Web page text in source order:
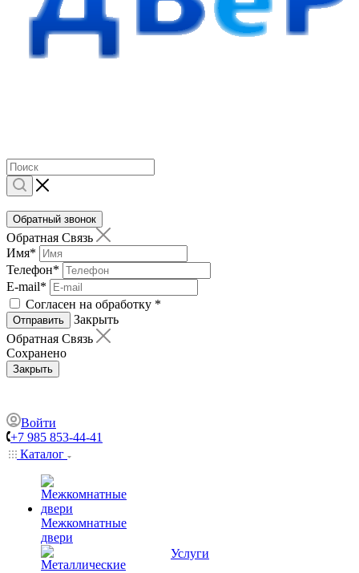
Обратный звонок
Обратная Связь
Имя*
Телефон*
E-mail*
Согласен на обработку *
Отправить
Закрыть
Обратная Связь
Сохранено
Закрыть
Войти
+7 985 853-44-41
Каталог
Межкомнатные
двери
Услуги